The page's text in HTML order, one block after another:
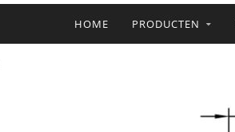
HOME PRODUCTEN